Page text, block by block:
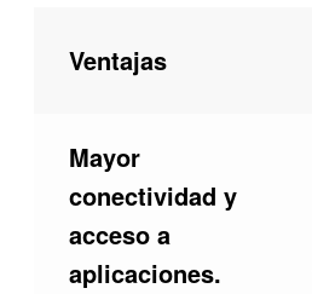
Ventajas
Mayor
conectividad y
acceso a
aplicaciones.